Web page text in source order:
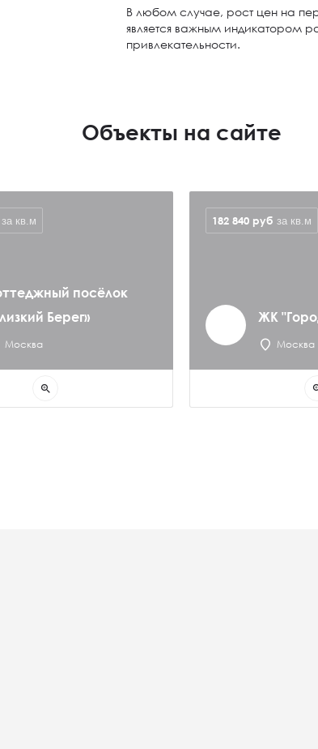
В любом случае, рост цен на
является важным индикатором
привлекательности.
Объекты на сайте
посёлок
Берег»
Москва
за кв.м
zoom_in
ЖК
Москва
182 840 руб за кв.м